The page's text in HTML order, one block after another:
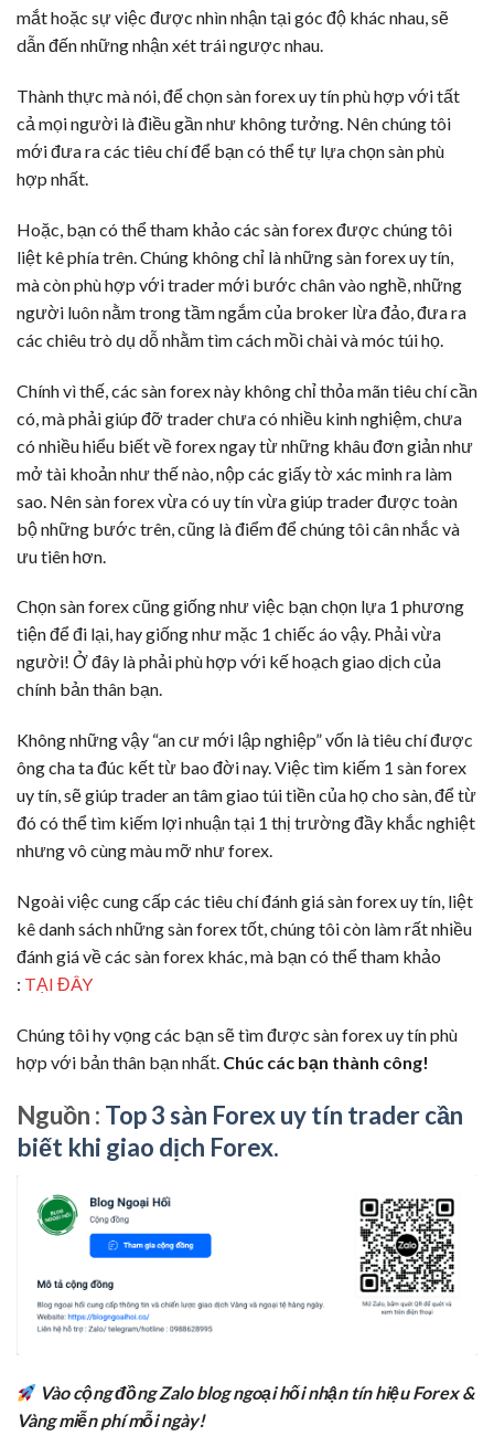
mắt hoặc sự việc được nhìn nhận tại góc độ khác nhau, sẽ
dẫn đến những nhận xét trái ngược nhau.
Thành thực mà nói, để chọn sàn forex uy tín phù hợp với tất
cả mọi người là điều gần như không tưởng. Nên chúng tôi
mới đưa ra các tiêu chí để bạn có thể tự lựa chọn sàn phù
hợp nhất.
Hoặc, bạn có thể tham khảo các sàn forex được chúng tôi
liệt kê phía trên. Chúng không chỉ là những sàn forex uy tín,
mà còn phù hợp với trader mới bước chân vào nghề, những
người luôn nằm trong tầm ngắm của broker lừa đảo, đưa ra
các chiêu trò dụ dỗ nhằm tìm cách mồi chài và móc túi họ.
Chính vì thế, các sàn forex này không chỉ thỏa mãn tiêu chí cần
có, mà phải giúp đỡ trader chưa có nhiều kinh nghiệm, chưa
có nhiều hiểu biết về forex ngay từ những khâu đơn giản như
mở tài khoản như thế nào, nộp các giấy tờ xác minh ra làm
sao. Nên sàn forex vừa có uy tín vừa giúp trader được toàn
bộ những bước trên, cũng là điểm để chúng tôi cân nhắc và
ưu tiên hơn.
Chọn sàn forex cũng giống như việc bạn chọn lựa 1 phương
tiện để đi lại, hay giống như mặc 1 chiếc áo vậy. Phải vừa
người! Ở đây là phải phù hợp với kế hoạch giao dịch của
chính bản thân bạn.
Không những vậy “an cư mới lập nghiệp” vốn là tiêu chí được
ông cha ta đúc kết từ bao đời nay. Việc tìm kiếm 1 sàn forex
uy tín, sẽ giúp trader an tâm giao túi tiền của họ cho sàn, để từ
đó có thể tìm kiếm lợi nhuận tại 1 thị trường đầy khắc nghiệt
nhưng vô cùng màu mỡ như forex.
Ngoài việc cung cấp các tiêu chí đánh giá sàn forex uy tín, liệt
kê danh sách những sàn forex tốt, chúng tôi còn làm rất nhiều
đánh giá về các sàn forex khác, mà bạn có thể tham khảo
: TẠI ĐÂY
Chúng tôi hy vọng các bạn sẽ tìm được sàn forex uy tín phù
hợp với bản thân bạn nhất. Chúc các bạn thành công!
Nguồn : Top 3 sàn Forex uy tín trader cần
biết khi giao dịch Forex.
Vào cộng đồng Zalo blog ngoại hối nhận tín hiệu Forex &
Vàng miễn phí mỗi ngày!